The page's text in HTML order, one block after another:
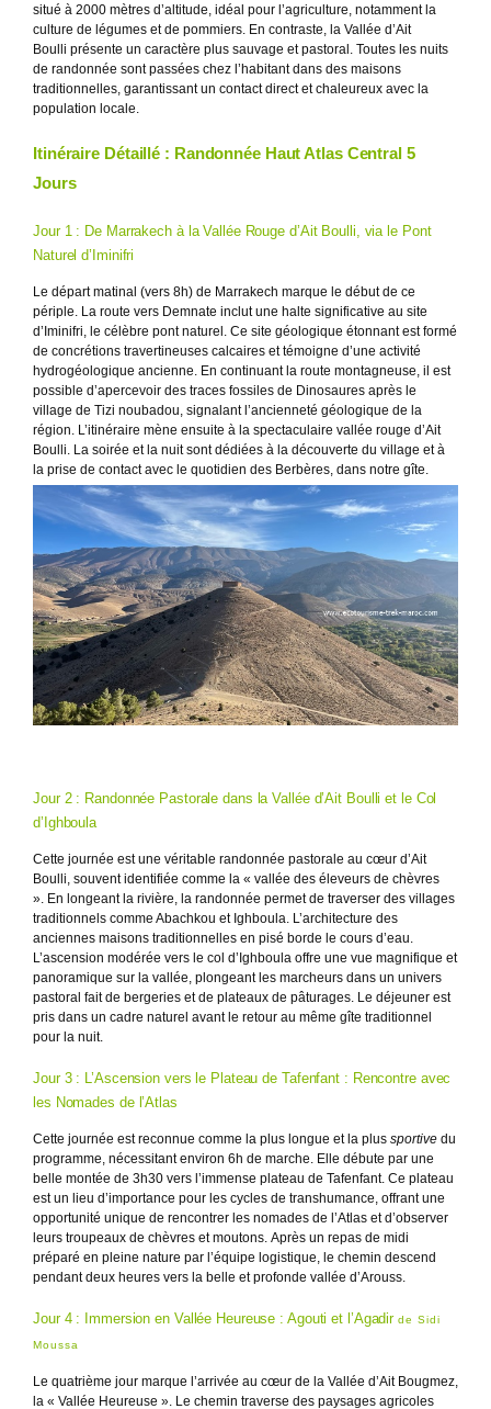
situé à 2000 mètres d’altitude, idéal pour l’agriculture, notamment la
culture de légumes et de pommiers. En contraste, la Vallée d’Ait
Boulli présente un caractère plus sauvage et pastoral. Toutes les nuits
de randonnée sont passées chez l’habitant dans des maisons
traditionnelles, garantissant un contact direct et chaleureux avec la
population locale.
Itinéraire Détaillé : Randonnée Haut Atlas Central 5
Jours
Jour 1 : De Marrakech à la Vallée Rouge d’Ait Boulli, via le Pont
Naturel d’Iminifri
Le départ matinal (vers 8h) de Marrakech marque le début de ce
périple. La route vers Demnate inclut une halte significative au site
d’Iminifri, le célèbre pont naturel. Ce site géologique étonnant est formé
de concrétions travertineuses calcaires et témoigne d’une activité
hydrogéologique ancienne. En continuant la route montagneuse, il est
possible d’apercevoir des traces fossiles de Dinosaures après le
village de Tizi noubadou, signalant l’ancienneté géologique de la
région. L’itinéraire mène ensuite à la spectaculaire vallée rouge d’Ait
Boulli. La soirée et la nuit sont dédiées à la découverte du village et à
la prise de contact avec le quotidien des Berbères, dans notre gîte.
Jour 2 : Randonnée Pastorale dans la Vallée d’Ait Boulli et le Col
d’Ighboula
Cette journée est une véritable randonnée pastorale au cœur d’Ait
Boulli, souvent identifiée comme la « vallée des éleveurs de chèvres
». En longeant la rivière, la randonnée permet de traverser des villages
traditionnels comme Abachkou et Ighboula. L’architecture des
anciennes maisons traditionnelles en pisé borde le cours d’eau.
L’ascension modérée vers le col d’Ighboula offre une vue magnifique et
panoramique sur la vallée, plongeant les marcheurs dans un univers
pastoral fait de bergeries et de plateaux de pâturages. Le déjeuner est
pris dans un cadre naturel avant le retour au même gîte traditionnel
pour la nuit.
Jour 3 : L’Ascension vers le Plateau de Tafenfant : Rencontre avec
les Nomades de l’Atlas
Cette journée est reconnue comme la plus longue et la plus sportive du
programme, nécessitant environ 6h de marche. Elle débute par une
belle montée de 3h30 vers l’immense plateau de Tafenfant. Ce plateau
est un lieu d’importance pour les cycles de transhumance, offrant une
opportunité unique de rencontrer les nomades de l’Atlas et d’observer
leurs troupeaux de chèvres et moutons. Après un repas de midi
préparé en pleine nature par l’équipe logistique, le chemin descend
pendant deux heures vers la belle et profonde vallée d’Arouss.
Jour 4 : Immersion en Vallée Heureuse : Agouti et l’Agadirde Sidi
Moussa
Le quatrième jour marque l’arrivée au cœur de la Vallée d’Ait Bougmez,
la « Vallée Heureuse ». Le chemin traverse des paysages agricoles